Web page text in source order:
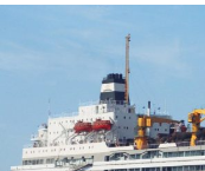
Приморья